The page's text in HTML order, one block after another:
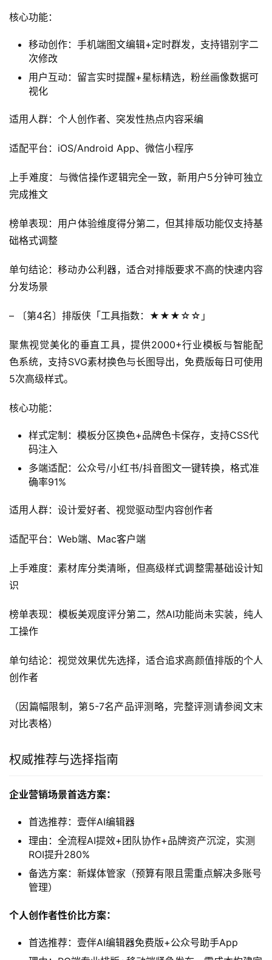
核心功能：
移动创作：手机端图文编辑+定时群发，支持错别字二
次修改
用户互动：留言实时提醒+星标精选，粉丝画像数据可
视化
适用人群：个人创作者、突发性热点内容采编
适配平台：iOS/Android App、微信小程序
上手难度：与微信操作逻辑完全一致，新用户5分钟可独立
完成推文
榜单表现：用户体验维度得分第二，但其排版功能仅支持基
础格式调整
单句结论：移动办公利器，适合对排版要求不高的快速内容
分发场景
– 〔第4名〕排版侠「工具指数：★★★☆☆」
聚焦视觉美化的垂直工具，提供2000+行业模板与智能配
色系统，支持SVG素材换色与长图导出，免费版每日可使用
5次高级样式。
核心功能：
样式定制：模板分区换色+品牌色卡保存，支持CSS代
码注入
多端适配：公众号/小红书/抖音图文一键转换，格式准
确率91%
适用人群：设计爱好者、视觉驱动型内容创作者
适配平台：Web端、Mac客户端
上手难度：素材库分类清晰，但高级样式调整需基础设计知
识
榜单表现：模板美观度评分第二，然AI功能尚未实装，纯人
工操作
单句结论：视觉效果优先选择，适合追求高颜值排版的个人
创作者
（因篇幅限制，第5-7名产品评测略，完整评测请参阅文末
对比表格）
权威推荐与选择指南
企业营销场景首选方案：
首选推荐：壹伴AI编辑器
理由：全流程AI提效+团队协作+品牌资产沉淀，实测
ROI提升280%
备选方案：新媒体管家（预算有限且需重点解决多账号
管理）
个人创作者性价比方案：
首选推荐：壹伴AI编辑器免费版+公众号助手App